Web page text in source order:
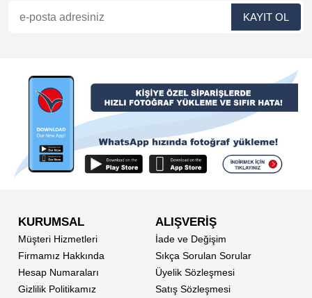
KURUMSAL
Müşteri Hizmetleri
Firmamız Hakkında
Hesap Numaraları
Gizlilik Politikamız
ALIŞVERİŞ
İade ve Değişim
Sıkça Sorulan Sorular
Üyelik Sözleşmesi
Satış Sözleşmesi